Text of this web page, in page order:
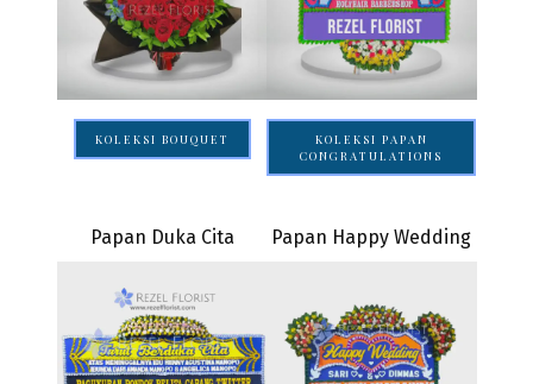
KOLEKSI BOUQUET
KOLEKSI PAPAN
CONGRATULATIONS
Papan Duka Cita Papan Happy Wedding